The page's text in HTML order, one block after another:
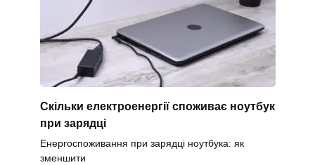
Скільки електроенергії споживає ноутбук
при зарядці
Енергоспоживання при зарядці ноутбука: як
зменшити